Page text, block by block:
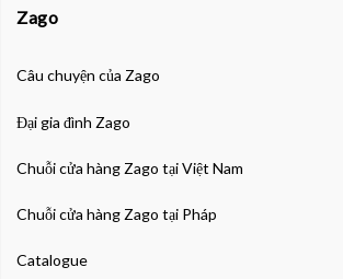
Zago
Câu chuyện của Zago
Đại gia đình Zago
Chuỗi cửa hàng Zago tại Việt Nam
Chuỗi cửa hàng Zago tại Pháp
Catalogue